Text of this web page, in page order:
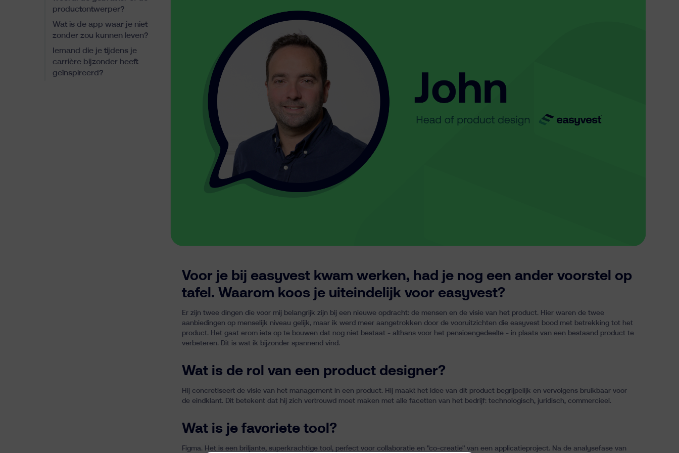
productontwerper?
Wat is de app waar je niet
zonder zou kunnen leven?
Iemand die je tijdens je
carrière bijzonder heeft
geïnspireerd?
Voor je bij easyvest kwam werken, had je nog een ander voorstel op
tafel. Waarom koos je uiteindelijk voor easyvest?
Er zijn twee dingen die voor mij belangrijk zijn bij een nieuwe opdracht: de mensen en de visie van het product. Hier waren de twee
aanbiedingen op menselijk niveau gelijk, maar ik werd meer aangetrokken door de vooruitzichten die easyvest bood met betrekking tot het
product. Het gaat erom iets op te bouwen dat nog niet bestaat - althans voor het pensioengedeelte - in plaats van een bestaand product te
verbeteren. Dit is wat ik bijzonder spannend vind.
Wat is de rol van een product designer?
Hij concretiseert de visie van het management in een product. Hij maakt het idee van dit product begrijpelijk en vervolgens bruikbaar voor
de eindklant. Dit betekent dat hij zich vertrouwd moet maken met alle facetten van het bedrijf: technologisch, juridisch, commercieel.
Wat is je favoriete tool?
Figma. Het is een briljante, superkrachtige tool, perfect voor collaboratie en "co-creatie" van een applicatieproject. Na de analysefase van